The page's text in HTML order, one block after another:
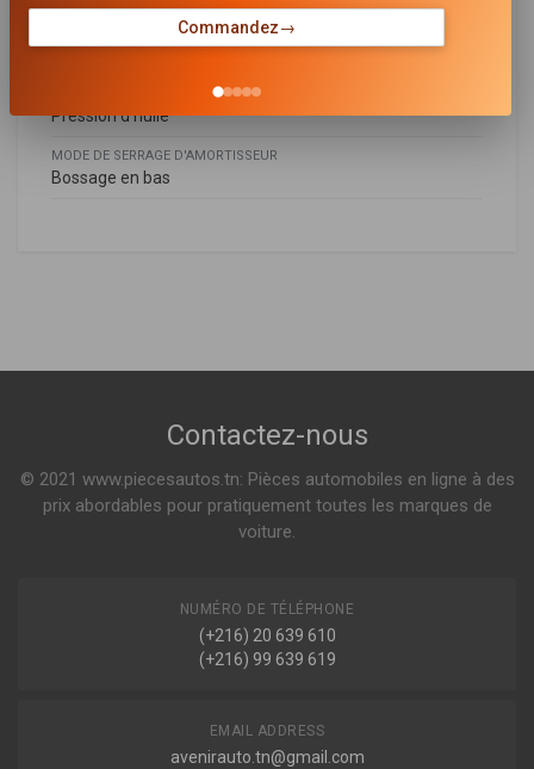
MODÈLE D'AMORTISSEUR
Jambe de suspension
Pression d'huile
MODE DE SERRAGE D'AMORTISSEUR
Bossage en bas
Voir plus
1.1 60ch ( 07-2002 > 02-2007 )
Voir plus
Contactez-nous
© 2021 www.piecesautos.tn: Pièces automobiles en ligne à des
prix abordables pour pratiquement toutes les marques de
voiture.
NUMÉRO DE TÉLÉPHONE
(+216) 20 639 610
(+216) 99 639 619
EMAIL ADDRESS
avenirauto.tn@gmail.com
Commandez→